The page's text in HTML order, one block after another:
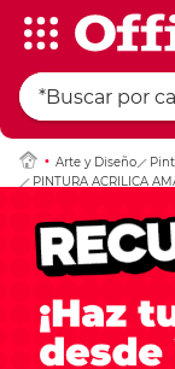
Arte y Diseño
PINTURA ACRILICA